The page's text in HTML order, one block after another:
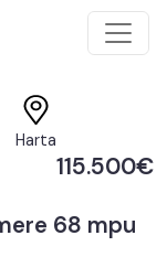
Harta
115.500€
68 mpu